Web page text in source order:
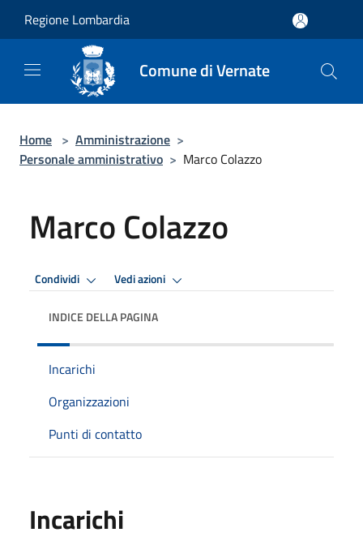
Regione Lombardia
Comune di Vernate
Home > Amministrazione >
Personale amministrativo > Marco Colazzo
Marco Colazzo
Condividi Vedi azioni
INDICE DELLA PAGINA
Incarichi
Organizzazioni
Punti di contatto
Incarichi